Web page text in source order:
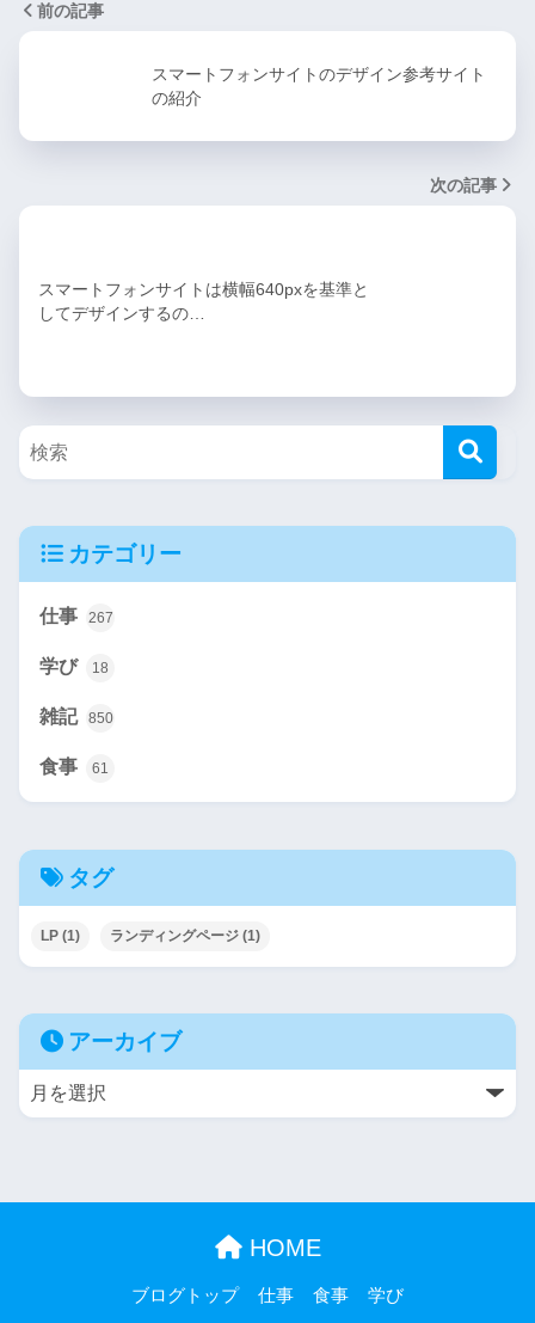
前の記事
スマートフォンサイトのデザイン参考サイト
の紹介
次の記事
スマートフォンサイトは横幅640pxを基準と
してデザインするの…
カテゴリー
仕事 267
学び 18
雑記 850
食事 61
タグ
LP (1) ランディングページ (1)
アーカイブ
HOME
ブログトップ 仕事 食事 学び